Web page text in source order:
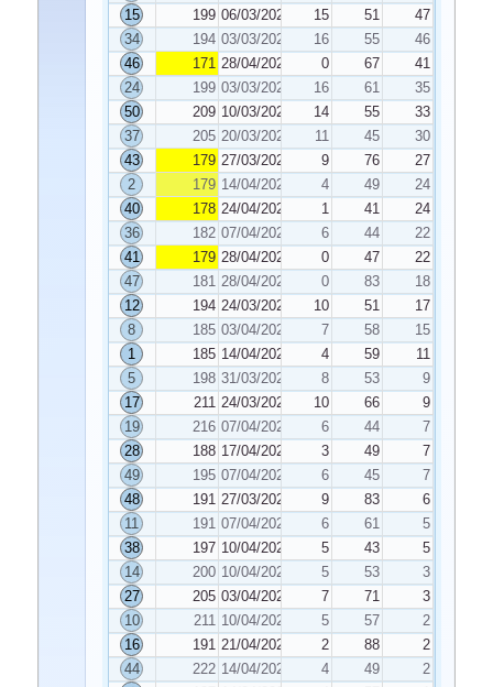
15
199 06/03/2026 15 51
47
34
194 03/03/2026 16 55
46
46
171 28/04/2026 0 67
41
24
199 03/03/2026 16 61
35
50
209 10/03/2026 14 55
33
37
205 20/03/2026 11 45
30
43
179 27/03/2026 9 76
27
2
179 14/04/2026 4 49
24
40
178 24/04/2026 1 41
24
36
182 07/04/2026 6 44
22
41
179 28/04/2026 0 47
22
47
181 28/04/2026 0 83
18
12
194 24/03/2026 10 51
17
8
185 03/04/2026 7 58
15
1
185 14/04/2026 4 59
11
5
198 31/03/2026 8 53
9
17
211 24/03/2026 10 66
9
19
216 07/04/2026 6 44
7
28
188 17/04/2026 3 49
7
49
195 07/04/2026 6 45
7
48
191 27/03/2026 9 83
6
11
191 07/04/2026 6 61
5
38
197 10/04/2026 5 43
5
14
200 10/04/2026 5 53
3
27
205 03/04/2026 7 71
3
10
211 10/04/2026 5 57
2
16
191 21/04/2026 2 88
2
44
222 14/04/2026 4 49
2